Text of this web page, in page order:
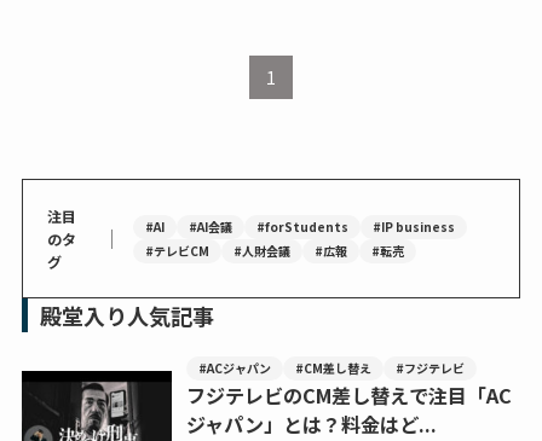
1
注目
のタ
グ
｜ #AI #AI会議 #forStudents
#IP business
#テレビCM
#人財会議 #広報 #転売
殿堂入り人気記事
#ACジャパン #CM差し替え #フジテレビ
フジテレビのCM差し替えで注目「AC
ジャパン」とは？料金はど...